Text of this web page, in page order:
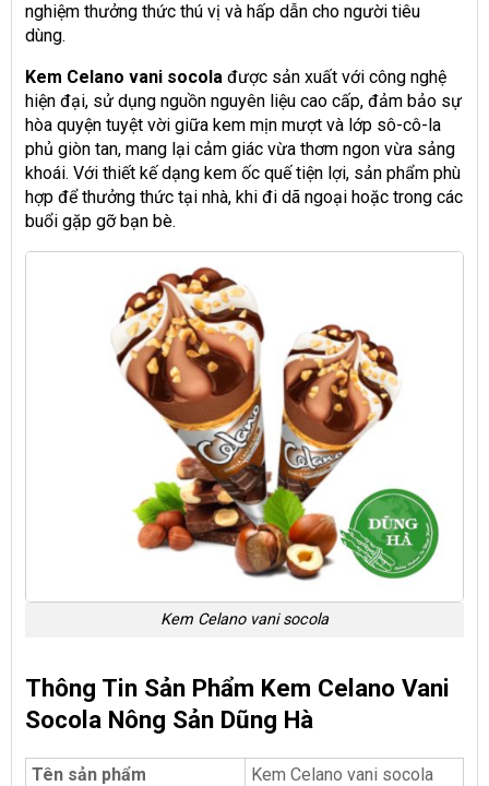
nghiệm thưởng thức thú vị và hấp dẫn cho người tiêu
dùng.
Kem Celano vani socola được sản xuất với công nghệ
hiện đại, sử dụng nguồn nguyên liệu cao cấp, đảm bảo sự
hòa quyện tuyệt vời giữa kem mịn mượt và lớp sô-cô-la
phủ giòn tan, mang lại cảm giác vừa thơm ngon vừa sảng
khoái. Với thiết kế dạng kem ốc quế tiện lợi, sản phẩm phù
hợp để thưởng thức tại nhà, khi đi dã ngoại hoặc trong các
buổi gặp gỡ bạn bè.
Kem Celano vani socola
Thông Tin Sản Phẩm Kem Celano Vani
Socola Nông Sản Dũng Hà
Tên sản phẩm
Kem Celano vani socola